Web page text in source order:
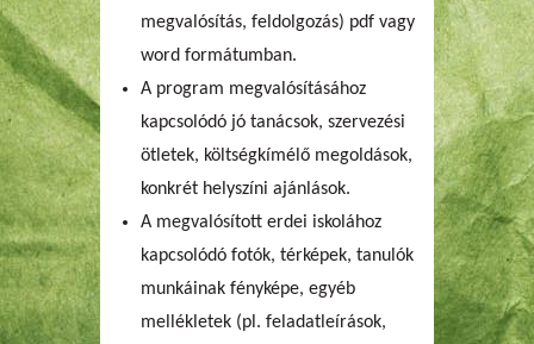
megvalósítás, feldolgozás) pdf vagy
word formátumban.
A program megvalósításához
kapcsolódó jó tanácsok, szervezési
ötletek, költségkímélő megoldások,
konkrét helyszíni ajánlások.
A megvalósított erdei iskolához
kapcsolódó fotók, térképek, tanulók
munkáinak fényképe, egyéb
mellékletek (pl. feladatleírások,